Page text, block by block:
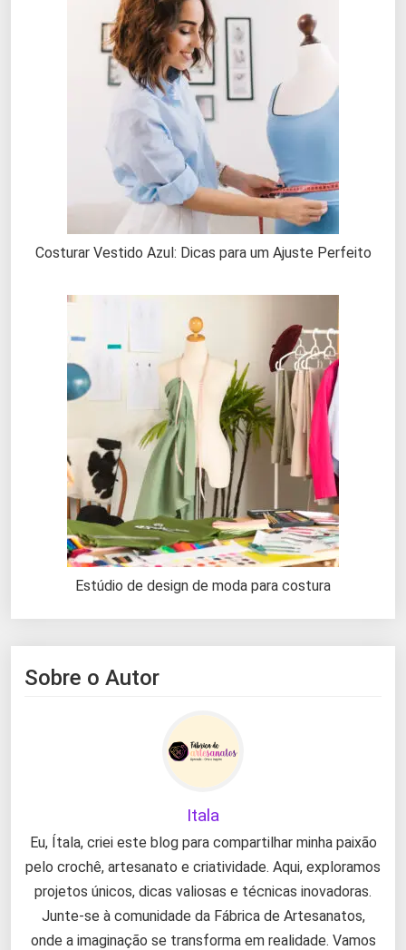
Costurar Vestido Azul: Dicas para um Ajuste Perfeito
Estúdio de design de moda para costura
Sobre o Autor
Itala
Eu, Ítala, criei este blog para compartilhar minha paixão
pelo crochê, artesanato e criatividade. Aqui, exploramos
projetos únicos, dicas valiosas e técnicas inovadoras.
Junte-se à comunidade da Fábrica de Artesanatos,
onde a imaginação se transforma em realidade. Vamos